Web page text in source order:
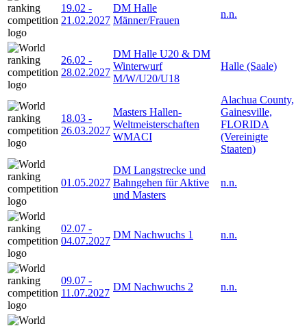
19.02 -
21.02.2027
DM Halle
Männer/Frauen
n.n.
26.02 -
28.02.2027
DM Halle U20 & DM
Winterwurf
M/W/U20/U18
Halle (Saale)
18.03 -
26.03.2027
Masters Hallen-
Weltmeisterschaften
WMACI
Alachua County,
Gainesville,
FLORIDA
(Vereinigte
Staaten)
01.05.2027
DM Langstrecke und
Bahngehen für Aktive
und Masters
n.n.
02.07 -
04.07.2027
DM Nachwuchs 1 n.n.
09.07 -
11.07.2027
DM Nachwuchs 2 n.n.